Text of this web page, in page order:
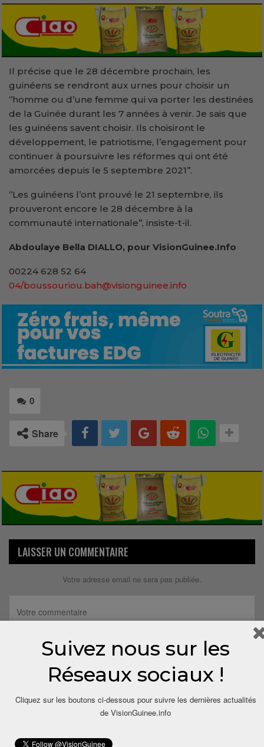
Il précise que le 28 décembre prochain, les
guinéens se rendront aux urnes pour choisir un
‘’homme ou d’une femme qui va porter les destinées
de la Guinée durant les 7 années à venir. Je sais que
les guinéens savent choisir. Ils choisiront le
développement, le patriotisme, l’engagement pour
continuer à poursuivre les réformes qui ont été
amorcées depuis le 5 septembre 2021’’.
‘’Les guinéens l’ont prouvé le 21 septembre, ils
prouveront encore le 28 décembre à la
communauté internationale’’, insiste-t-il.
Abdoulaye Bella DIALLO, pour VisionGuinee.Info
00224 628 52 64
04/boussouriou.bah@visionguinee.info
0
Share
LAISSER UN COMMENTAIRE
Votre adresse email ne sera pas publiée.
Suivez nous sur les
Réseaux sociaux !
Cliquez sur les boutons ci-dessous pour suivre les dernières actualités
de VisionGuinee.info